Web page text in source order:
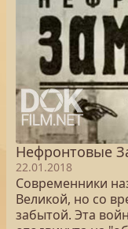
Нефронтовые
22.01.2018
Современники
Великой, но со
забытой. Эта